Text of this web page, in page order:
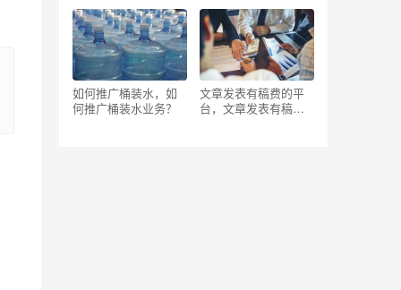
运费怎么算？
如何推广桶装水，如
何推广桶装水业务？
文章发表有稿费的平
台，文章发表有稿费